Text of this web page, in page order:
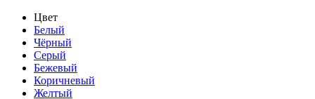
Цвет
Белый
Чёрный
Серый
Бежевый
Коричневый
Желтый